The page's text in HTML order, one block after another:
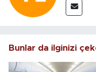
Bunlar da ilginizi